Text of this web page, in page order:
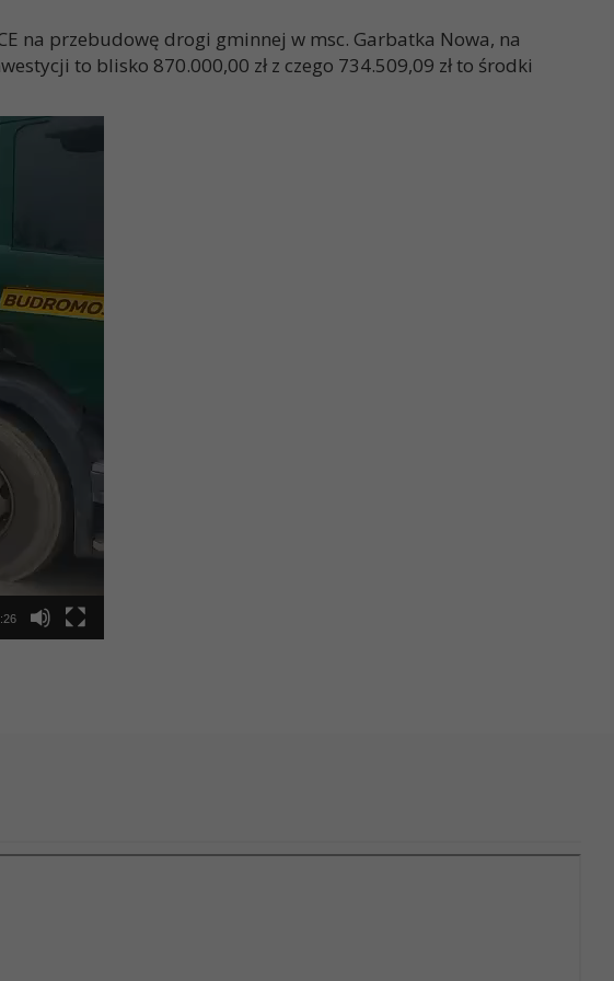
na przebudowę drogi gminnej w msc. Garbatka Nowa, na
to blisko 870.000,00 zł z czego 734.509,09 zł to środki